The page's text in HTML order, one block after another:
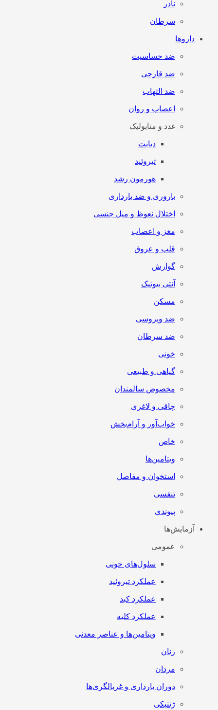
نادر
سرطان
داروها
ضد حساسیت
ضد قارچی
ضد التهاب
اعصاب و روان
غدد و متابولیک
دیابت
تیروئید
هورمون رشد
باروری و ضد بارداری
اختلال نعوظ و میل جنسی
مغز و اعصاب
قلب و عروق
گوارش
آنتی‌ بیوتیک
مسکن
ضد ویروسی
ضد سرطان
خونی
گیاهی و طبیعی
مخصوص سالمندان
چاقی و لاغری
خواب‌آور و آرام‌بخش
خاص
ویتامین‌ها
استخوان و مفاصل
تنفسی
پیوندی
آزمایش‌ها
عمومی
سلول‌های خونی
عملکرد تیروئید
عملکرد کبد
عملکرد کلیه
ویتامین‌ها و عناصر معدنی
زنان
مردان
دوران بارداری و غربالگری‌ها
ژنتیکی